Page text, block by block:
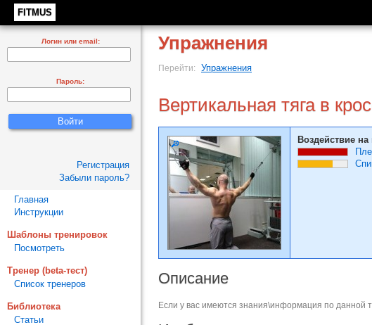
FITMUS
Упражнения
Перейти: Упражнения
Вертикальная тяга в
Воздействие
Описание
Если у вас имеются знания\информация по данной
Логин или email:
Пароль:
Регистрация
Забыли пароль?
Главная
Инструкции
Шаблоны тренировок
Посмотреть
Тренер (beta-тест)
Список тренеров
Библиотека
Статьи